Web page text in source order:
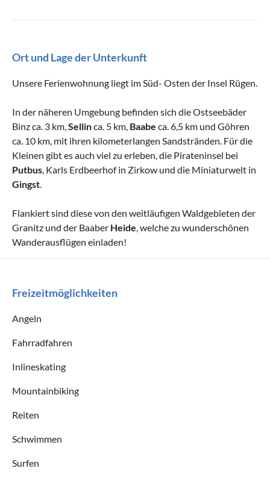
Ort und Lage der Unterkunft
Unsere Ferienwohnung liegt im Süd- Osten der Insel Rügen.
In der näheren Umgebung befinden sich die Ostseebäder
Binz ca. 3 km, Sellinca. 5 km, Baabe ca. 6,5 km und Göhren
ca. 10 km, mit ihren kilometerlangen Sandstränden. Für die
Kleinen gibt es auch viel zu erleben, die Pirateninsel bei
Putbus , Karls Erdbeerhof in Zirkow und die Miniaturwelt in
Gingst
Flankiert sind diese von den weitläufigen Waldgebieten der
Granitz und der Baaber Heide , welche zu wunderschönen
Wanderausflügen einladen!
Freizeitmöglichkeiten
Angeln
Fahrradfahren
Inlineskating
Mountainbiking
Reiten
Schwimmen
Surfen